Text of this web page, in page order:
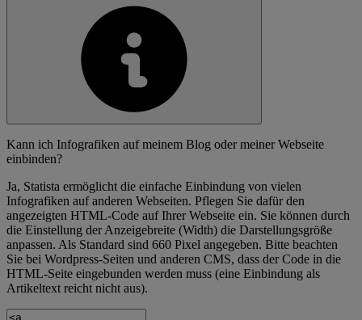
Kann ich Infografiken auf meinem Blog oder meiner Webseite
einbinden?
Ja, Statista ermöglicht die einfache Einbindung von vielen
Infografiken auf anderen Webseiten. Pflegen Sie dafür den
angezeigten HTML-Code auf Ihrer Webseite ein. Sie können durch
die Einstellung der Anzeigebreite (Width) die Darstellungsgröße
anpassen. Als Standard sind 660 Pixel angegeben. Bitte beachten
Sie bei Wordpress-Seiten und anderen CMS, dass der Code in die
HTML-Seite eingebunden werden muss (eine Einbindung als
Artikeltext reicht nicht aus).